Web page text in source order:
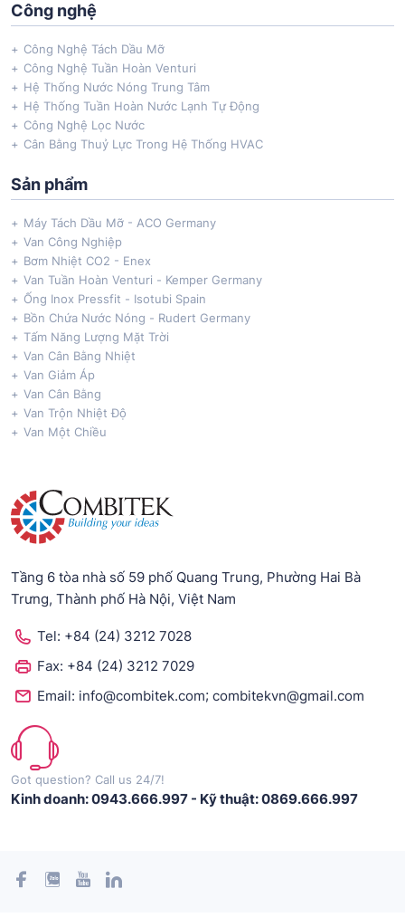
Công nghệ
Công Nghệ Tách Dầu Mỡ
Công Nghệ Tuần Hoàn Venturi
Hệ Thống Nước Nóng Trung Tâm
Hệ Thống Tuần Hoàn Nước Lạnh Tự Động
Công Nghệ Lọc Nước
Cân Bằng Thuỷ Lực Trong Hệ Thống HVAC
Sản phẩm
Máy Tách Dầu Mỡ - ACO Germany
Van Công Nghiệp
Bơm Nhiệt CO2 - Enex
Van Tuần Hoàn Venturi - Kemper Germany
Ống Inox Pressfit - Isotubi Spain
Bồn Chứa Nước Nóng - Rudert Germany
Tấm Năng Lượng Mặt Trời
Van Cân Bằng Nhiệt
Van Giảm Áp
Van Cân Bằng
Van Trộn Nhiệt Độ
Van Một Chiều
Tầng 6 tòa nhà số 59 phố Quang Trung, Phường Hai Bà
Trưng, Thành phố Hà Nội, Việt Nam
Tel: +84 (24) 3212 7028
Fax: +84 (24) 3212 7029
Email: info@combitek.com; combitekvn@gmail.com
Got question? Call us 24/7!
Kinh doanh: 0943.666.997 - Kỹ thuật: 0869.666.997